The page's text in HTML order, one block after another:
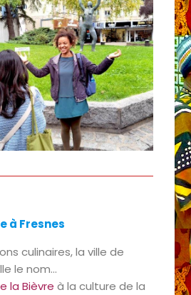
à Fresnes
culinaires, la ville de
le nom…
la Bièvre à la culture de la